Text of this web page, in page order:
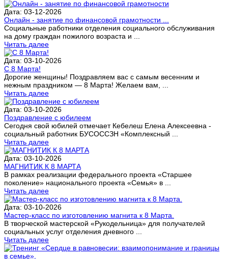
Дата: 03-12-2026
Онлайн - занятие по финансовой грамотности ...
Социальные работники отделения социального обслуживания
на дому граждан пожилого возраста и ...
Читать далее
Дата: 03-10-2026
С 8 Марта!
Дорогие женщины! Поздравляем вас с самым весенним и
нежным праздником — 8 Марта! Желаем вам, ...
Читать далее
Дата: 03-10-2026
Поздравление с юбилеем
Сегодня свой юбилей отмечает Кебелеш Елена Алексеевна -
социальный работник БУСОССЗН «Комплексный ...
Читать далее
Дата: 03-10-2026
МАГНИТИК К 8 МАРТА
В рамках реализации федерального проекта «Старшее
поколение» национального проекта «Семья» в ...
Читать далее
Дата: 03-10-2026
Мастер-класс по изготовлению магнита к 8 Марта.
В творческой мастерской «Рукодельница» для получателей
социальных услуг отделения дневного ...
Читать далее